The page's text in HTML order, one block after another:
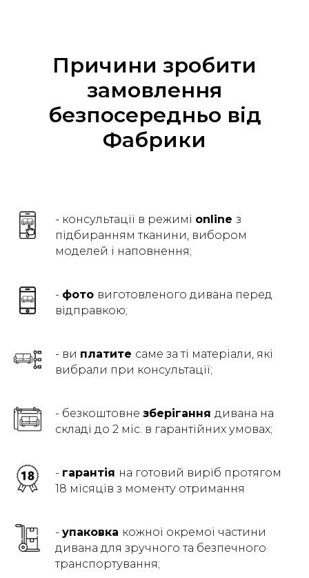
Причини зробити
замовлення
безпосередньо від
Фабрики
- консультації в режимі online з
підбиранням тканини, вибором
моделей і наповнення;
- фото виготовленого дивана перед
відправкою;
- ви платите саме за ті матеріали, які
вибрали при консультації;
- безкоштовне зберігання дивана на
складі до 2 міс. в гарантійних умовах;
- гарантія на готовий виріб протягом
18 місяців з моменту отримання
- упаковка кожної окремої частини
дивана для зручного та безпечного
транспортування;